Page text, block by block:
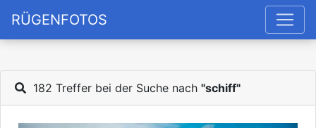
RÜGENFOTOS
182 Treffer bei der Suche nach "schiff"